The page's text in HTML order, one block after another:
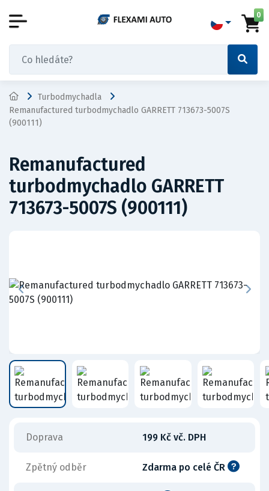
0
Turbodmychadla
Remanufactured turbodmychadlo GARRETT 713673-5007S
(900111)
Remanufactured
turbodmychadlo GARRETT
713673-5007S (900111)
Doprava 199 Kč vč. DPH
Zpětný odběr Zdarma po celé ČR